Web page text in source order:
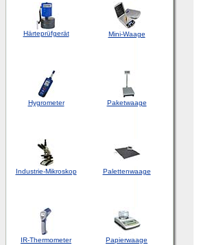
Härteprüfgerät Mini-Waage
Hygrometer Paketwaage
Industrie-Mikroskop Palettenwaage
IR-Thermometer Papierwaage